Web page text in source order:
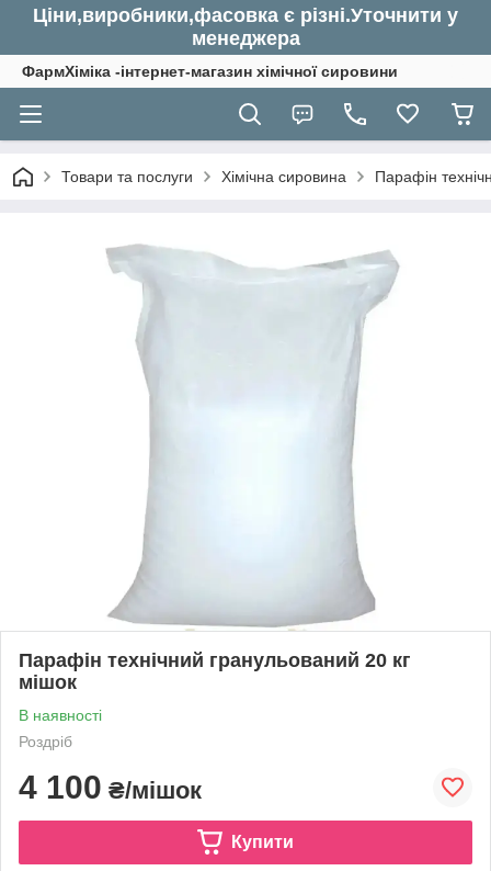
Ціни,виробники,фасовка є різні.Уточнити у
менеджера
ФармХіміка -інтернет-магазин хімічної сировини
Товари та послуги Хімічна сировина Парафін
Парафін технічний гранульований 20 кг
мішок
В наявності
Роздріб
4 100 ₴/мішок
Купити